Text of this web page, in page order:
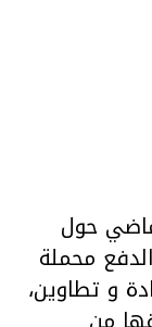
حول
محملة
و تطاوين،